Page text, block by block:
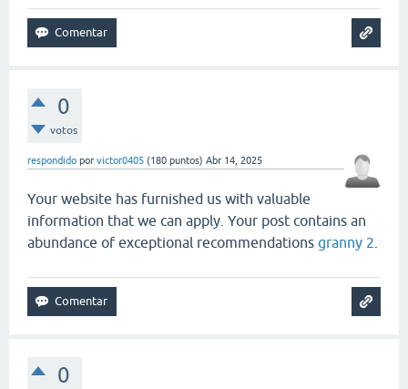
0
votos
respondido por victor0405 (180 puntos) Abr 14, 2025
Your website has furnished us with valuable
information that we can apply. Your post contains an
abundance of exceptional recommendations granny 2
0